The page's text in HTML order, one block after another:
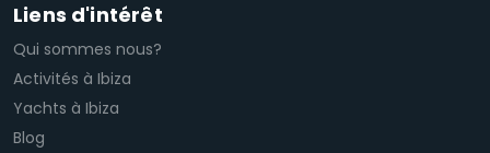
Liens d'intérêt
Qui sommes nous?
Activités à Ibiza
Yachts à Ibiza
Blog